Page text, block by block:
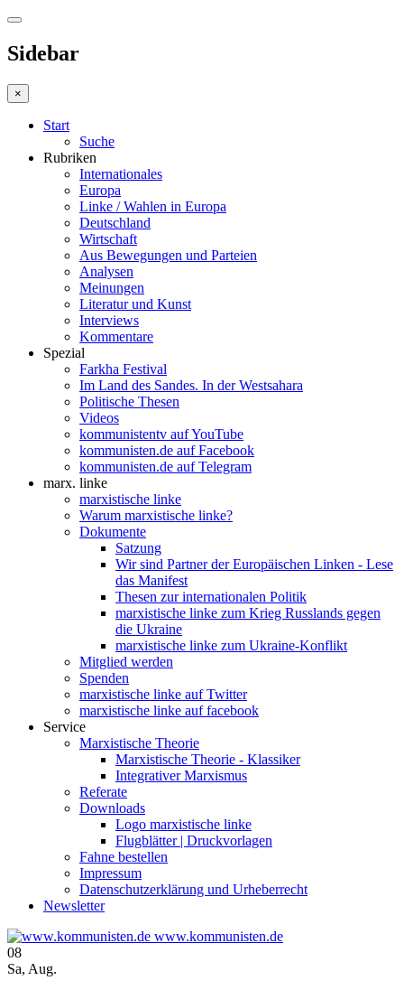
Sidebar
×
Start
Suche
Rubriken
Internationales
Europa
Linke / Wahlen in Europa
Deutschland
Wirtschaft
Aus Bewegungen und Parteien
Analysen
Meinungen
Literatur und Kunst
Interviews
Kommentare
Spezial
Farkha Festival
Im Land des Sandes. In der Westsahara
Politische Thesen
Videos
kommunistentv auf YouTube
kommunisten.de auf Facebook
kommunisten.de auf Telegram
marx. linke
marxistische linke
Warum marxistische linke?
Dokumente
Satzung
Wir sind Partner der Europäischen Linken - Lese
das Manifest
Thesen zur internationalen Politik
marxistische linke zum Krieg Russlands gegen
die Ukraine
marxistische linke zum Ukraine-Konflikt
Mitglied werden
Spenden
marxistische linke auf Twitter
marxistische linke auf facebook
Service
Marxistische Theorie
Marxistische Theorie - Klassiker
Integrativer Marxismus
Referate
Downloads
Logo marxistische linke
Flugblätter | Druckvorlagen
Fahne bestellen
Impressum
Datenschutzerklärung und Urheberrecht
Newsletter
www.kommunisten.de
08
Sa, Aug.